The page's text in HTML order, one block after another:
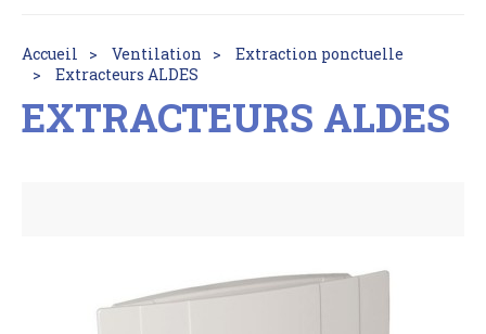
Accueil Ventilation
Extraction ponctuelle
Extracteurs ALDES
EXTRACTEURS ALDES